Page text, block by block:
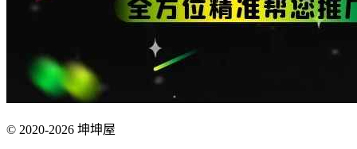
© 2020-2026 坤坤屋